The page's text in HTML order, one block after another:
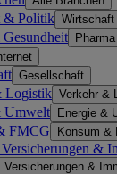
& Politik
Gesellschaft
Logistik Verkehr &
Umwelt Energie &
FMCG Konsum &
&
Versicherungen &